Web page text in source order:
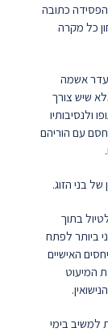
כתובה
כל מקרה
אשמה
שיש צורך
ולנסיבותיו
עם הוריהם
בני הזוג.
בתוך
ביותר לפתח
האישיים
המיעוט
בימי